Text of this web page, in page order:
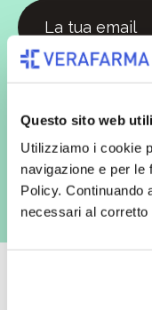
Questo sito web
Utilizziamo i cookie
navigazione e per le
Policy. Continuando
necessari al
In qualità di
marketing (con modalità
es. posta cartacea)